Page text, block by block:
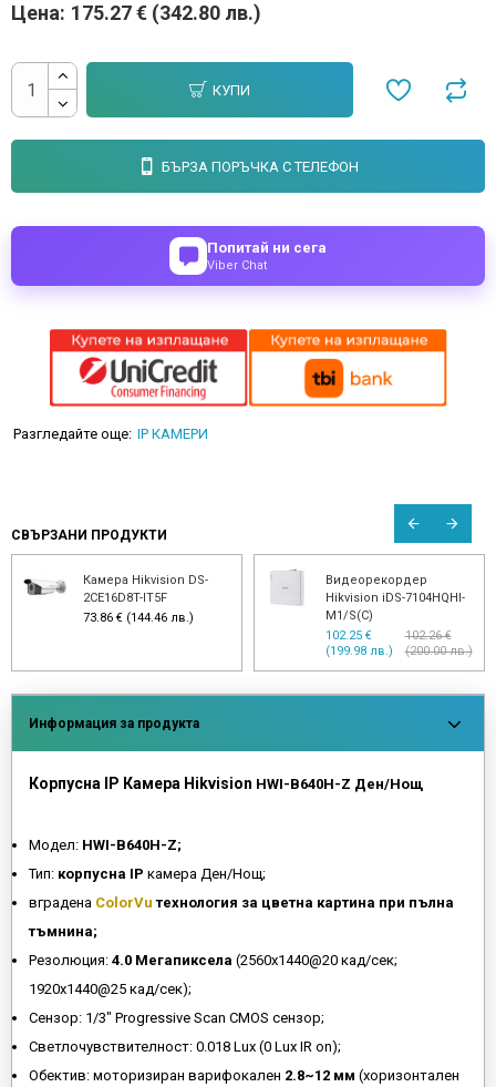
Цена: 175.27 € (342.80 лв.)
КУПИ
БЪРЗА ПОРЪЧКА С ТЕЛЕФОН
Попитай ни сега
Viber Chat
Разгледайте още: IP КАМЕРИ
СВЪРЗАНИ ПРОДУКТИ
Камера Hikvision DS-
2CE16D8T-IT5F
73.86 € (144.46 лв.)
Видеорекордер
Hikvision iDS-7104HQHI-
M1/S(C)
102.25 €
(199.98 лв.)
102.26 €
(200.00 лв.)
Информация за продукта
Корпусна IP Камера Hikvision HWI-B640H-Z Ден/Нощ
Модел: HWI-B640H-Z;
Тип: корпусна IP камера Ден/Нощ;
вградена ColorVuтехнология за цветна картина при пълна
тъмнина;
Резолюция: 4.0 Мегапиксела (2560x1440@20 кад/сек;
1920x1440@25 кад/сек);
Сензор: 1/3" Progressive Scan CMOS сензор;
Светлочувствителност: 0.018 Lux (0 Lux IR on);
Обектив: моторизиран варифокален 2.8~12 мм (хоризонтален